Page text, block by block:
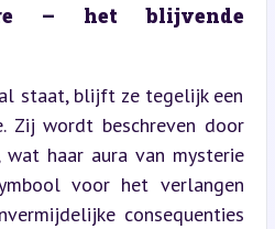
– het blijvende
staat, blijft ze tegelijk een
Zij wordt beschreven door
wat haar aura van mysterie
voor het verlangen
consequenties